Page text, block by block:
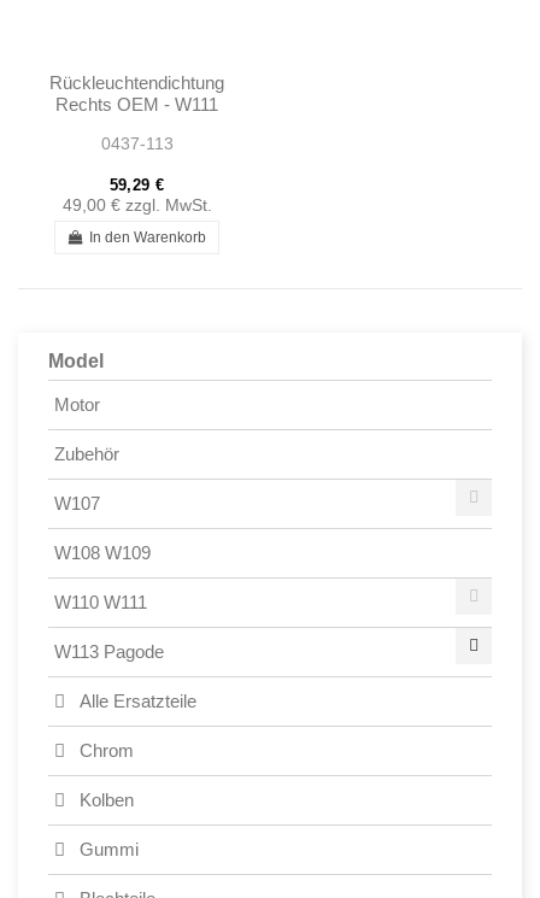
Rückleuchtendichtung
Rechts OEM - W111
0437-113
59,29 €
49,00 € zzgl. MwSt.
In den Warenkorb
Model
Motor
Zubehör
W107
W108 W109
W110 W111
W113 Pagode
Alle Ersatzteile
Chrom
Kolben
Gummi